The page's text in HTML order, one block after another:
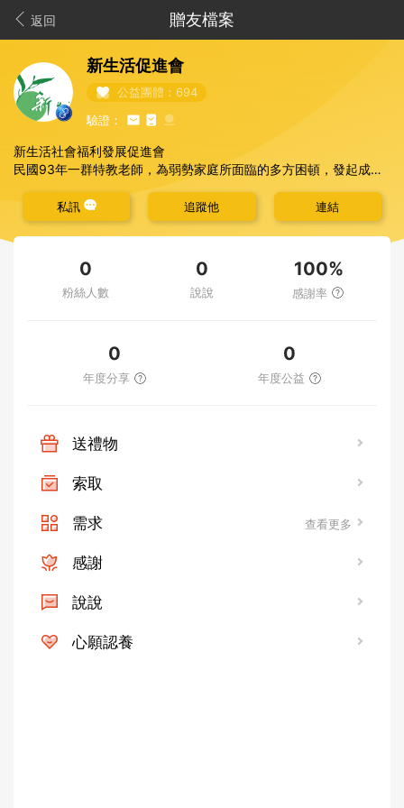
返回 贈友檔案
新生活促進會
公益團體：694
驗證：
新生活社會福利發展促進會
民國93年一群特教老師，為弱勢家庭所面臨的多方困頓，發起成立
知能與服務，協助淡水至萬里的北海岸弱勢家庭幼有所長(弱勢學子
免費課輔已服務1428名學子)、壯有所用(為弱勢成人設立珍媽工坊
與淨土工坊工作隊)、老有所終(為老病殘者製作與發送愛心便當，每
日逾250份，已累計406091份)，我們真心耕耘公益服務，期許傳
私訊 追蹤他 連結
0
粉絲人數
0
說說
100%
感謝率
0
年度分享
0
年度公益
送禮物
索取
需求 查看更多
感謝
說說
心願認養